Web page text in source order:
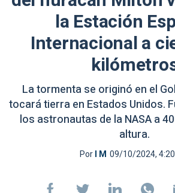
la Estación
Internacional a
La tormenta se originó en el
tocará tierra en Estados Unidos.
los astronautas de la NASA a
altura.
PorI M 09/10/2024,